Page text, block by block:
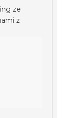
ze
z